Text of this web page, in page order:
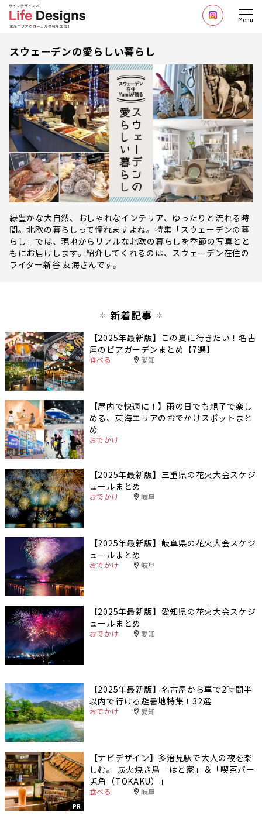
Menu
スウェーデンの愛らしい暮らし
緑豊かな大自然、おしゃれなインテリア、ゆったりと流れる時
間。北欧の暮らしって憧れますよね。特集「スウェーデンの暮
らし」では、現地からリアルな北欧の暮らしを季節の写真とと
もにお届けします。紹介してくれるのは、スウェーデン在住の
ライター新谷 友海さんです。
新着記事
【2025年最新版】この夏に行きたい！名古
屋のビアガーデンまとめ【7選】
食べる 愛知
【屋内で快適に！】雨の日でも親子で楽し
める、東海エリアのおでかけスポットまと
め
おでかけ
【2025年最新版】三重県の花火大会スケジ
ュールまとめ
おでかけ 岐阜
【2025年最新版】岐阜県の花火大会スケジ
ュールまとめ
おでかけ 岐阜
【2025年最新版】愛知県の花火大会スケジ
ュールまとめ
おでかけ 愛知
【2025年最新版】名古屋から車で2時間半
以内で行ける避暑地特集！32選
おでかけ 愛知
PR
【ナビデザイン】多治見駅で大人の夜を楽
しむ。 炭火焼き鳥「はと家」＆「喫茶バー
兎角（TOKAKU）」
食べる 岐阜